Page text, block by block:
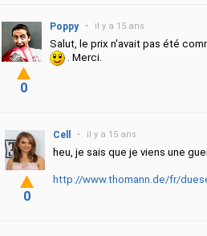
Poppy • il y a 15 ans
Salut, le prix n'avait pas été
. Merci.
0
Cell • il y a 15 ans
heu, je sais que je viens une
http://www.thomann.de/fr/
0